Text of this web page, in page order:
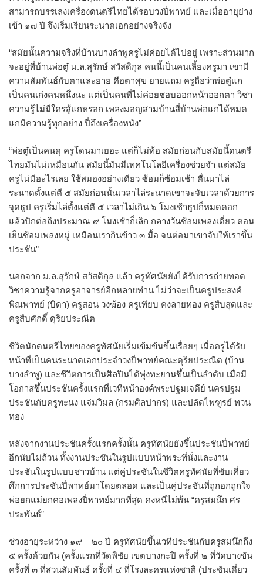
สามารถบรรเลงเครื่องดนตรีไทยได้รอบวงปี่พาทย์ และเมื่ออายุย่าง
เข้า ๑๗ ปี จึงเริ่มเรียนระนาดเอกอย่างจริงจัง
“สมัยนั้นความจริงที่บ้านบางลำพูครูไม่ค่อยได้ไปอยู่ เพราะส่วนมาก
จะอยู่ที่บ้านพ่อตู๋ ม.ล.สุรักษ์ สวัสดิกุล คนนี้เป็นคนเลี้ยงครูมา เขามี
ความสัมพันธ์กับตาและยาย คือตาศุข ยายแถม ครูถือว่าพ่อตู๋แก
เป็นคนเก่งคนหนึ่งนะ แต่เป็นคนที่ไม่ค่อยชอบออกหน้าออกตา วิชา
ความรู้ไม่มีใครสู้แกหรอก เพลงมอญสามบ้านสี่บ้านพ่อแกได้หมด
แกมีความรู้ทุกอย่าง ปี่ถึงเครื่องหนัง”
“พ่อตู๋เป็นคนดุ ครูโดนมาเยอะ แต่ก็ไม่ท้อ สมัยก่อนกับสมัยนี้ดนตรี
ไทยมันไม่เหมือนกัน สมัยนี้มันมีเทคโนโลยีเครื่องช่วยจำ แต่สมัย
ครูไม่มีอะไรเลย ใช้สมองอย่างเดียว ซ้อมก็ซ้อมเช้า ตื่นมาไล่
ระนาดตั้งแต่ตี ๕ สมัยก่อนนั้นเวลาไล่ระนาดเขาจะจับเวลาด้วยการ
จุดธูป ครูเริ่มไล่ตั้งแต่ตี ๕ เวลาไม่เกิน ๖ โมงเช้าธูปก็หมดดอก
แล้วปักต่อถึงประมาณ ๙ โมงเช้าก็เลิก กลางวันซ้อมเพลงเดี่ยว ตอน
เย็นซ้อมเพลงหมู่ เหมือนเรากินข้าว ๓ มื้อ จนต่อมาเขาจับให้เราขึ้น
ประชัน”
นอกจาก ม.ล.สุรักษ์ สวัสดิกุล แล้ว ครูทัศนัยยังได้รับการถ่ายทอด
วิชาความรู้จากครูอาจารย์อีกหลายท่าน ไม่ว่าจะเป็นครูประสงค์
พิณพาทย์ (บิดา) ครูสอน วงฆ้อง ครูเทียบ คงลายทอง ครูสืบสุดและ
ครูสืบศักดิ์ ดุริยประณีต
ชีวิตนักดนตรีไทยของครูทัศนัยเริ่มเข้มข้นขึ้นเรื่อยๆ เมื่อครูได้รับ
หน้าที่เป็นคนระนาดเอกประจำวงปี่พาทย์คณะดุริยประณีต (บ้าน
บางลำพู) และชีวิตการเป็นศิลปินได้พุ่งทะยานขึ้นเป็นลำดับ เมื่อมี
โอกาสขึ้นประชันครั้งแรกที่เวทีหน้าองค์พระปฐมเจดีย์ นครปฐม
ประชันกับครูทะนง แจ่มวิมล (กรมศิลปากร) และปลัดไพฑูรย์ ทวน
ทอง
หลังจากงานประชันครั้งแรกครั้งนั้น ครูทัศนัยยังขึ้นประชันปี่พาทย์
อีกนับไม่ถ้วน ทั้งงานประชันในรูปแบบหน้าพระที่นั่งและงาน
ประชันในรูปแบบชาวบ้าน แต่คู่ประชันในชีวิตครูทัศนัยที่ขับเคี่ยว
ศึกการประชันปี่พาทย์มาโดยตลอด และเป็นคู่ประชันที่ถูกอกถูกใจ
พ่อยกแม่ยกคอเพลงปี่พาทย์มากที่สุด คงหนีไม่พ้น “ครูสมนึก ศร
ประพันธ์”
ช่วงอายุระหว่าง ๑๙ – ๒๐ ปี ครูทัศนัยขึ้นเวทีประชันกับครูสมนึกถึง
๕ ครั้งด้วยกัน (ครั้งแรกที่วัดพิชัย เขตบางกะปิ ครั้งที่ ๒ ที่วัดบางขัน
ครั้งที่ ๓ ที่สวนสัมพันธ์ ครั้งที่ ๔ ที่โรงละครแห่งชาติ (ประชันเดี่ยว